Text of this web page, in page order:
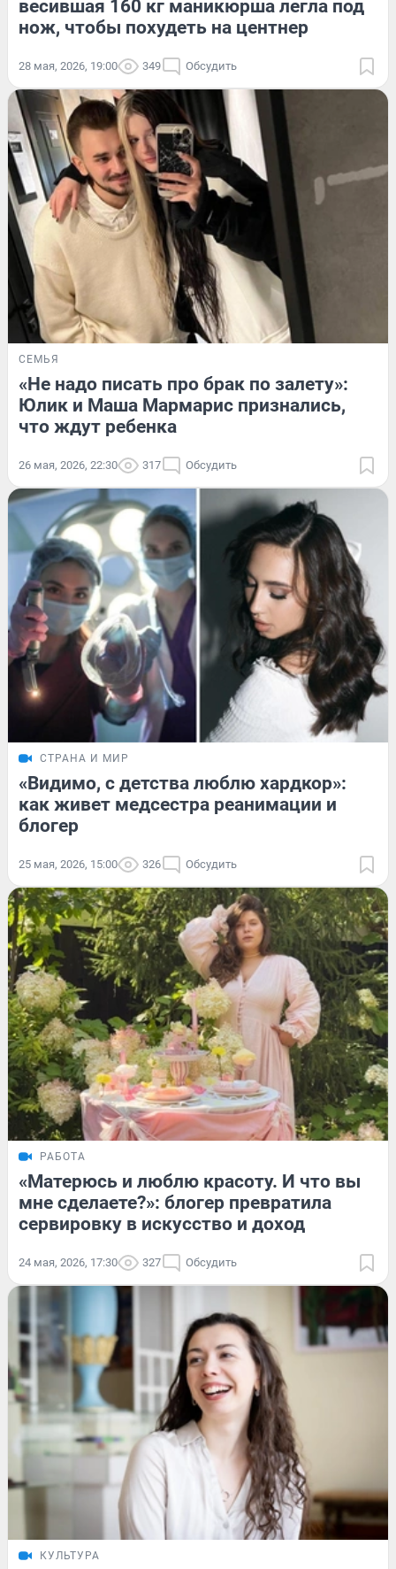
весившая 160 кг маникюрша легла под
нож, чтобы похудеть на центнер
28 мая, 2026, 19:00 349 Обсудить
СЕМЬЯ
«Не надо писать про брак по залету»:
Юлик и Маша Мармарис признались,
что ждут ребенка
26 мая, 2026, 22:30 317 Обсудить
СТРАНА И МИР
«Видимо, с детства люблю хардкор»:
как живет медсестра реанимации и
блогер
25 мая, 2026, 15:00 326 Обсудить
РАБОТА
«Матерюсь и люблю красоту. И что вы
мне сделаете?»: блогер превратила
сервировку в искусство и доход
24 мая, 2026, 17:30 327 Обсудить
КУЛЬТУРА